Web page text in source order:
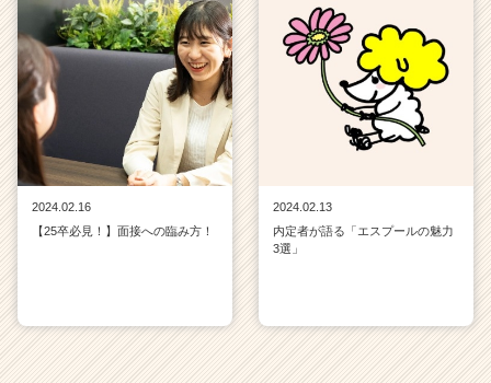
2024.02.16
【25卒必見！】面接への臨み方！
2024.02.13
内定者が語る「エスプールの魅力
3選」